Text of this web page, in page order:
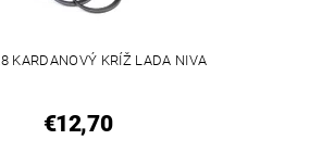
KARDANOVÝ KRÍŽ LADA NIVA
€12,70